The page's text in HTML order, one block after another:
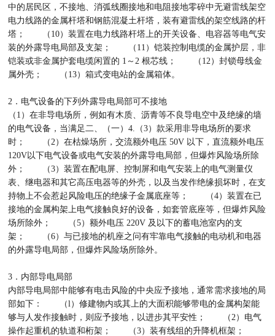
中的居民区，不接地、消弧线圈接地和电阻接地零碎中无避雷线架空
电力线路的金属杆塔和钢筋混凝土杆塔，装有避雷线的架空线路的杆
塔； （10）装置在电力线路杆塔上的开关设备、电容器等电气安
装的外露导电局部及支架； （11）铠装控制电缆的金属护层，非
铠装或非金属护套电缆闲置的 1～2 根芯线； （12）封锁母线金
属外壳； （13）箱式变电站的金属箱体。
2．电气设备的下列外露导电局部可不接地
（1）在非导电场所，例如有木质、沥青等不良导电空中及绝缘的墙
的电气设备，当满足二、（一）4.（3）款采用非导电场所的要求
时； （2）在枯燥场所，交流额外电压 50V 以下，直流额外电压
120V以下电气设备或电气安装的外露导电局部，但爆炸风险场所除
外； （3）装置在配电屏、控制屏和电气安装上的电气测量仪
表、继电器和其它高压电器等的外壳，以及当发作绝缘损坏时，在支
持物上不会惹起风险电压的绝缘子金属底座等； （4）装置在已
接地的金属构架上电气接触良好的设备，如套管底座等，但爆炸风险
场所除外； （5）额外电压 220V 及以下的蓄电池室内的支
架； （6）与已接地的机座之问有牢靠电气接触的电动机和电器
的外露导电局部，但爆炸风险场所除外。
3．内部导电局部
内部导电局部中能够有电击风险的中央应予接地，通常需求接地的局
部如下： （l）修建物内或其上的大面积能够带电的金属构架能
够与人发作接触时，则应予接地，以进步其平安性； （2）电气
操作起重机的轨道和桁架； （3）装有线组的升降机框架；